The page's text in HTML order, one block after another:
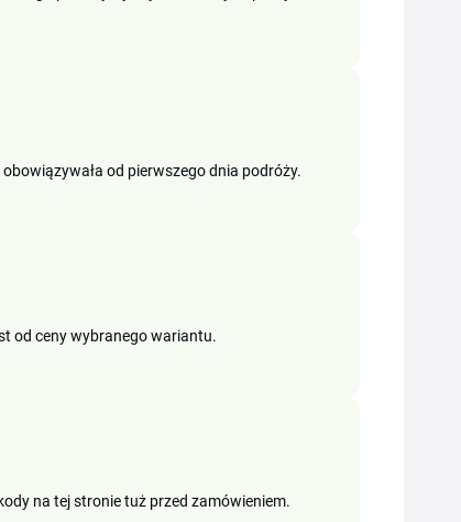
od pierwszego dnia podróży.
od ceny wybranego wariantu.
na tej stronie tuż przed zamówieniem.